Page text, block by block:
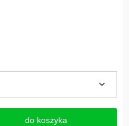
do koszyka